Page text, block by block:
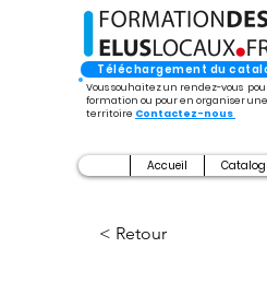
Téléchargement du
Vous souhaitez un rendez-vous
formation ou pour en organiser
territoire Contactez-nous
Accueil
< Retour